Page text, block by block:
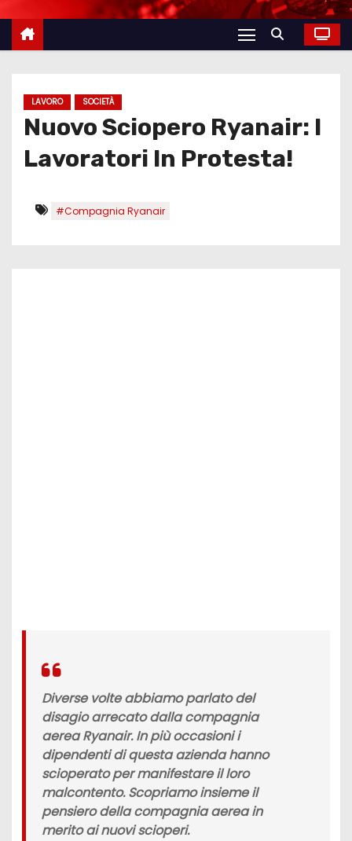
LAVORO SOCIETÀ
Nuovo Sciopero Ryanair: I
Lavoratori In Protesta!
#Compagnia Ryanair
Diverse volte abbiamo parlato del
disagioarrecato dallacompagnia
aerea Ryanair. In più occasioni i
dipendenti di questa azienda hanno
scioperato per manifestare il loro
malcontento. Scopriamo insieme il
pensiero della compagnia aerea in
merito ai nuovi scioperi.